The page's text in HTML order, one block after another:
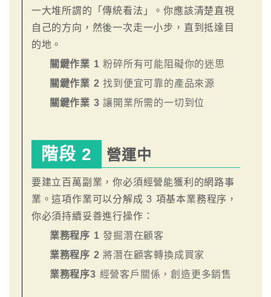
一大堆所謂的「傳統看法」。你應該清楚直視
自己的方向，然後一次走一小步，直到抵達目
的地。
關鍵作業 1 粉碎所有可能阻礙你的迷思
關鍵作業 2 找到便宜可靠的產品來源
關鍵作業 3 讓開業所需的一切到位
階段 2 營運中
要建立百萬副業，你必須經營能獲利的網路事
業。這項作業可以分解成 3 項基本業務程序，
你必須持續妥善進行操作：
業務程序 1 發掘潛在顧客
業務程序 2 將潛在顧客轉換成買家
業務程序3 經營客戶關係，創造更多銷售